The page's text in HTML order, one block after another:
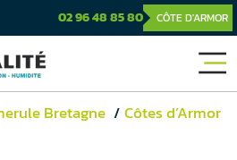
02 96 48 85 80 CÔTE D'ARMOR
Bretagne Côtes d’Armor